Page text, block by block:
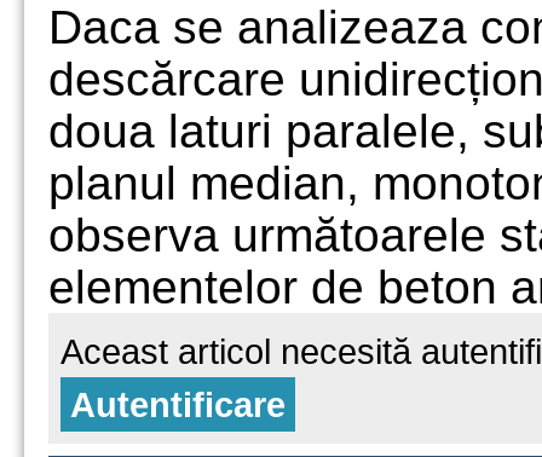
Daca se analizeaza
descărcare
doua laturi paralele,
planul median,
observa următoarele
elementelor de beton
Aceast articol necesită
Autentificare